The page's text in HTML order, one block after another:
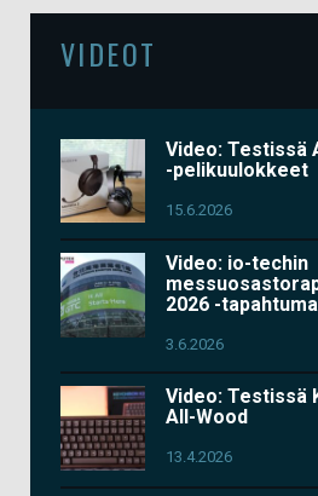
VIDEOT
Video: Testissä
-pelikuulokkeet
15.6.2026
Video: io-techin
2026 -
3.6.2026
Video: Testissä
All-Wood
13.4.2026